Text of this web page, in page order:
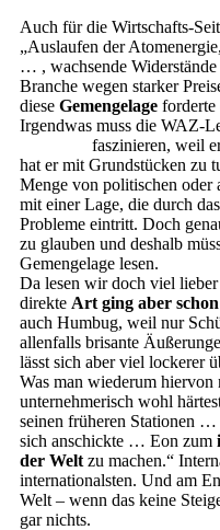
Auch für die Wirtschafts-
„Auslaufen der
… , wachsende
Branche wegen starker
diese Gemengelage
Irgendwas muss die WAZ-
faszinieren, weil
hat er mit Grundstücken zu
Menge von politischen oder
mit einer Lage, die durch
Probleme eintritt. Doch
zu glauben und deshalb
Gemengelage lesen.
Da lesen wir doch viel
direkte Art ging aber
auch Humbug, weil nur
allenfalls brisante
lässt sich aber viel lockerer
Was man wiederum hiervon
unternehmerisch wohl
seinen früheren Stationen …
sich anschickte … Eon zum
der Welt zu machen.“
internationalsten. Und am
Welt – wenn das keine
gar nichts.